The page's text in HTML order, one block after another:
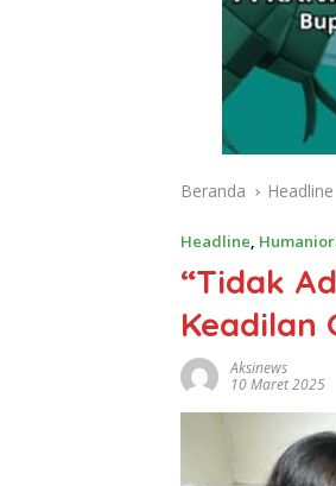
Beranda Headline
Headline,
“Tidak
Keadilan
Aksinews
10 Maret 2025